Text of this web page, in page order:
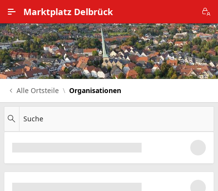
Marktplatz Delbrück
Alle Ortsteile
Impressum
Datenschutz
Alle Ortsteile Organisationen
Suche